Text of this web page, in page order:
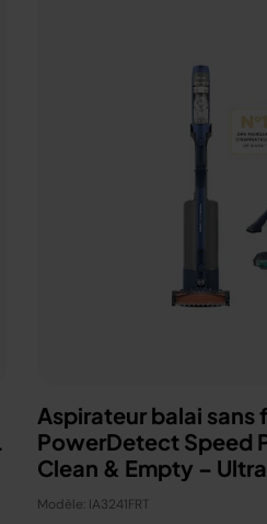
Aspirateur balai sans
PowerDetect Speed
Clean & Empty –
Modèle: IA3241FRT